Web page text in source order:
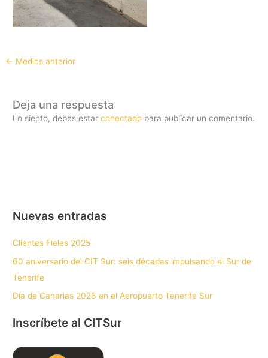
← Medios anterior
Deja una respuesta
Lo siento, debes estarconectado para publicar un comentario.
Nuevas entradas
Clientes Fieles 2025
60 aniversario del CIT Sur: seis décadas impulsando el Sur de
Tenerife
Día de Canarias 2026 en el Aeropuerto Tenerife Sur
Inscríbete al CITSur